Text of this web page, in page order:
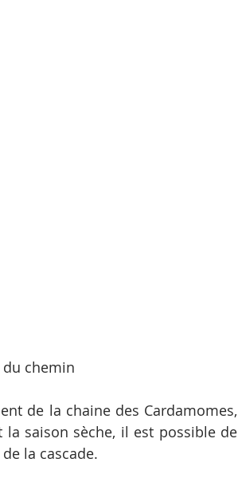
chemin
de la chaine des Cardamomes,
saison sèche, il est possible de
la cascade.